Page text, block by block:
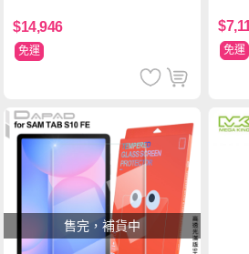
$14,946
免運 免運
售完，補貨中